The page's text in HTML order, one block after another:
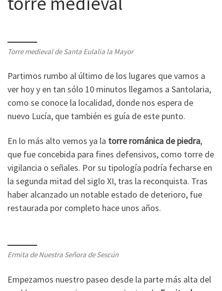
Torre medieval de Santa Eulalia la Mayor
Partimos rumbo al último de los lugares que vamos a
ver hoy y en tan sólo 10 minutos llegamos a Santolaria,
como se conoce la localidad, donde nos espera de
nuevo Lucía, que también es guía de este punto.
En lo más alto vemos ya la torre románica de piedra,
que fue concebida para fines defensivos, como torre de
vigilancia o señales. Por su tipología podría fecharse en
la segunda mitad del siglo XI, tras la reconquista. Tras
haber alcanzado un notable estado de deterioro, fue
restaurada por completo hace unos años.
Ermita de Nuestra Señora de Sescún
Empezamos nuestro paseo desde la parte más alta del